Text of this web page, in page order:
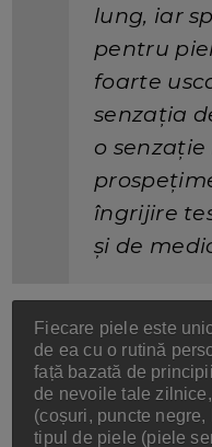
lung, iar
pentru
foarte
senzația
o
îngrijire
și de
Fiecare piele este
de ea cu o rutină
față bazată de
de nevoile tale
(coșuri, puncte
tipul de piele (piele